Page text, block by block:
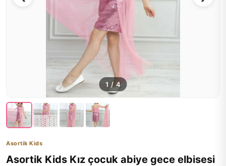
1 /4
Asortik Kids
Asortik Kids Kız çocuk abiye gece elbisesi